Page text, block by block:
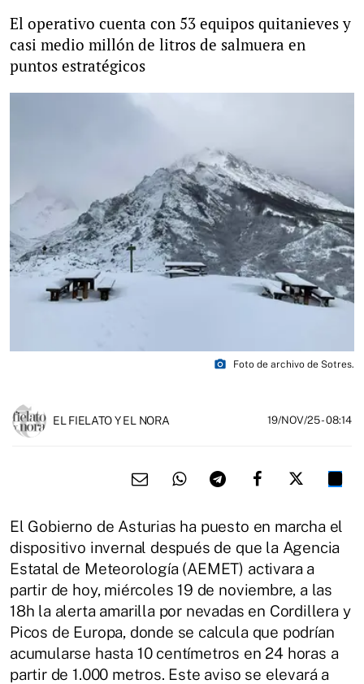
El operativo cuenta con 53 equipos quitanieves y
casi medio millón de litros de salmuera en
puntos estratégicos
photo_camera Foto de archivo de Sotres.
EL FIELATO Y EL NORA 19/NOV/25- 08:14
El Gobierno de Asturias ha puesto en marcha el
dispositivo invernal después de que la Agencia
Estatal de Meteorología (AEMET) activara a
partir de hoy, miércoles 19 de noviembre, a las
18h la alerta amarilla por nevadas en Cordillera y
Picos de Europa, donde se calcula que podrían
acumularse hasta 10 centímetros en 24 horas a
partir de 1.000 metros. Este aviso se elevará a